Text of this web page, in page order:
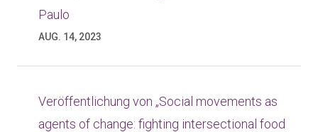
Paulo
AUG. 14, 2023
Veröffentlichung von „Social movements as
agents of change: fighting intersectional food